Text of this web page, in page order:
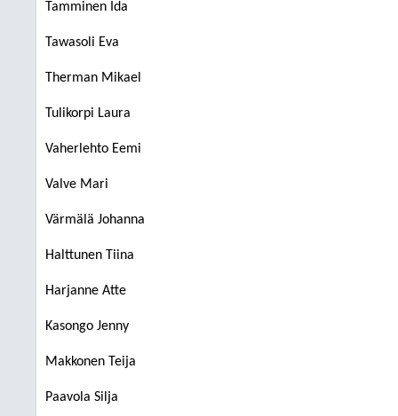
Tamminen Ida
Tawasoli Eva
Therman Mikael
Tulikorpi Laura
Vaherlehto Eemi
Valve Mari
Värmälä Johanna
Halttunen Tiina
Harjanne Atte
Kasongo Jenny
Makkonen Teija
Paavola Silja